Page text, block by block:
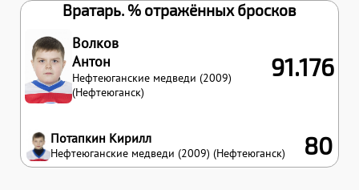
Вратарь. % отражённых бросков
Волков
Антон
Нефтеюганские медведи (2009)
(Нефтеюганск)
91.176
Потапкин Кирилл
Нефтеюганские медведи (2009) (Нефтеюганск) 80